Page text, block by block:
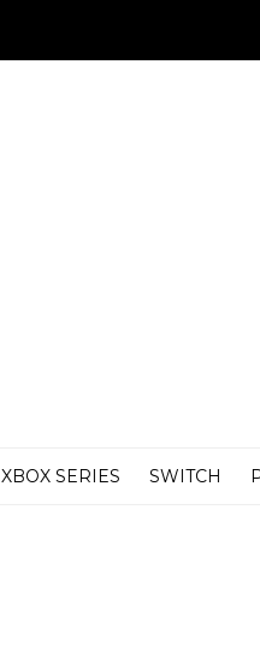
XBOX SERIES SWITCH